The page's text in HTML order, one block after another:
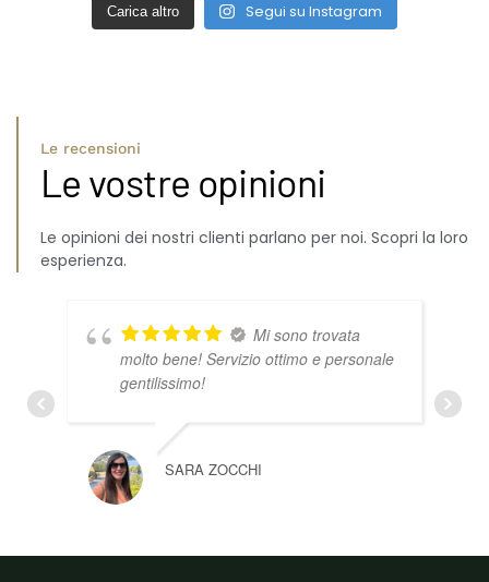
Carica altro Segui su Instagram
Le recensioni
Le vostre opinioni
Le opinioni dei nostri clienti parlano per noi. Scopri la loro
esperienza.
Mi sono trovata
molto bene! Servizio ottimo e personale
gentilissimo!
SARA ZOCCHI